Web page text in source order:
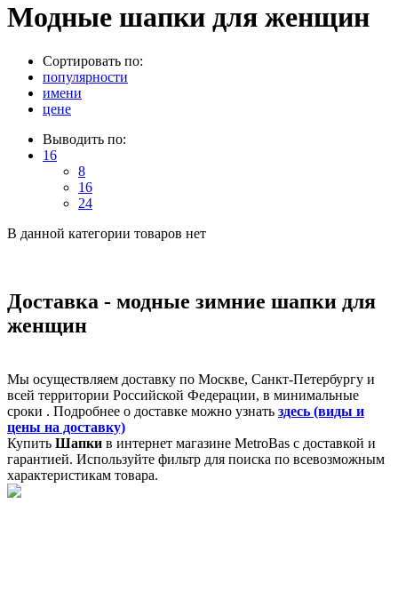
Модные шапки для женщин
Сортировать по:
популярности
имени
цене
Выводить по:
16
8
16
24
В данной категории товаров нет
Доставка - модные зимние шапки для
женщин
Мы осуществляем доставку по Москве, Санкт-Петербургу и
всей территории Российской Федерации, в минимальные
сроки . Подробнее о доставке можно узнать здесь (виды и
цены на доставку)
Купить Шапки в интернет магазине MetroBas с доставкой и
гарантией. Используйте фильтр для поиска по всевозможным
характеристикам товара.